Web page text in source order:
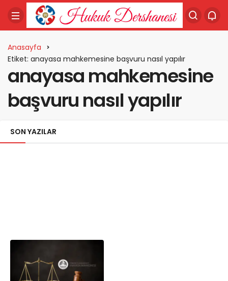
Anasayfa
Etiket: anayasa mahkemesine başvuru nasıl yapılır
anayasa mahkemesine
başvuru nasıl yapılır
SON YAZILAR